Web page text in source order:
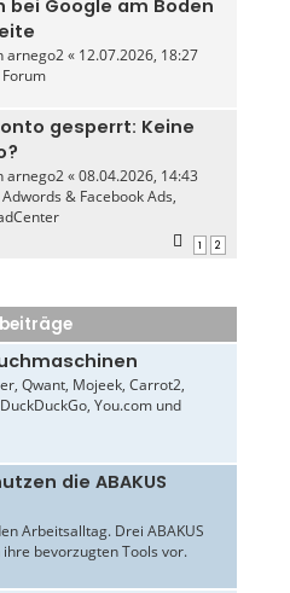
bei Google am Boden
arnego2« 12.07.2026, 18:27
gesperrt: Keine
arnego2«08.04.2026, 14:43
& Facebook Ads,
1 2
Qwant, Mojeek, Carrot2,
You.com und
die ABAKUS
Arbeitsalltag. Drei ABAKUS
bevorzugten Tools vor.